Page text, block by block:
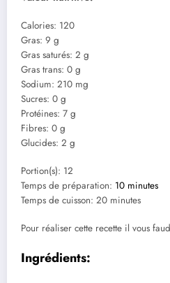
Calories: 120
Gras: 9 g
Gras saturés: 2 g
Gras trans: 0 g
Sodium: 210 mg
Sucres: 0 g
Protéines: 7 g
Fibres: 0 g
Glucides: 2 g
Portion(s): 12
Temps de préparation: 10 minutes
Temps de cuisson: 20 minutes
Pour réaliser cette recette il vous
Ingrédients: